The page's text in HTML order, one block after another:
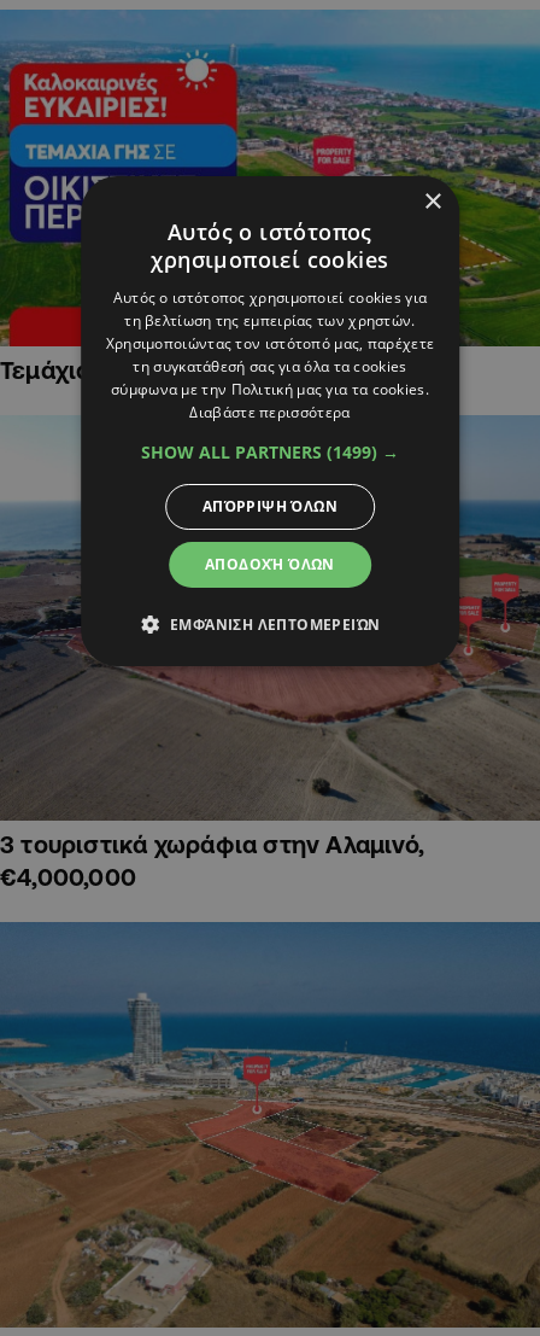
Τεμάχια Γης σε Οικιστικές Περιοχές
3 τουριστικά χωράφια στην Αλαμινό,
€4,000,000
×
Αυτός ο ιστότοπος
χρησιμοποιεί cookies
Αυτός ο ιστότοπος χρησιμοποιεί cookies για
τη βελτίωση της εμπειρίας των χρηστών.
Χρησιμοποιώντας τον ιστότοπό μας, παρέχετε
τη συγκατάθεσή σας για όλα τα cookies
σύμφωνα με την Πολιτική μας για τα cookies.
Διαβάστε περισσότερα
SHOW ALL PARTNERS (1499) →
ΑΠΟΔΟΧΉ ΌΛΩΝ
ΑΠΌΡΡΙΨΗ ΌΛΩΝ
ΕΜΦΆΝΙΣΗ ΛΕΠΤΟΜΕΡΕΙΏΝ